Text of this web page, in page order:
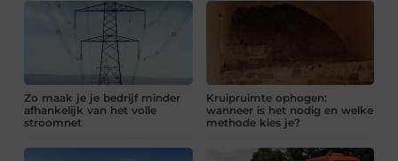
Zo maak je je bedrijf minder
afhankelijk van het volle
stroomnet
Kruipruimte ophogen:
wanneer is het nodig en welke
methode kies je?